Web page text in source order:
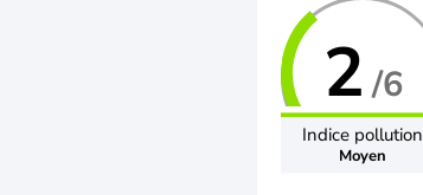
2 /6
Indice pollution
Moyen